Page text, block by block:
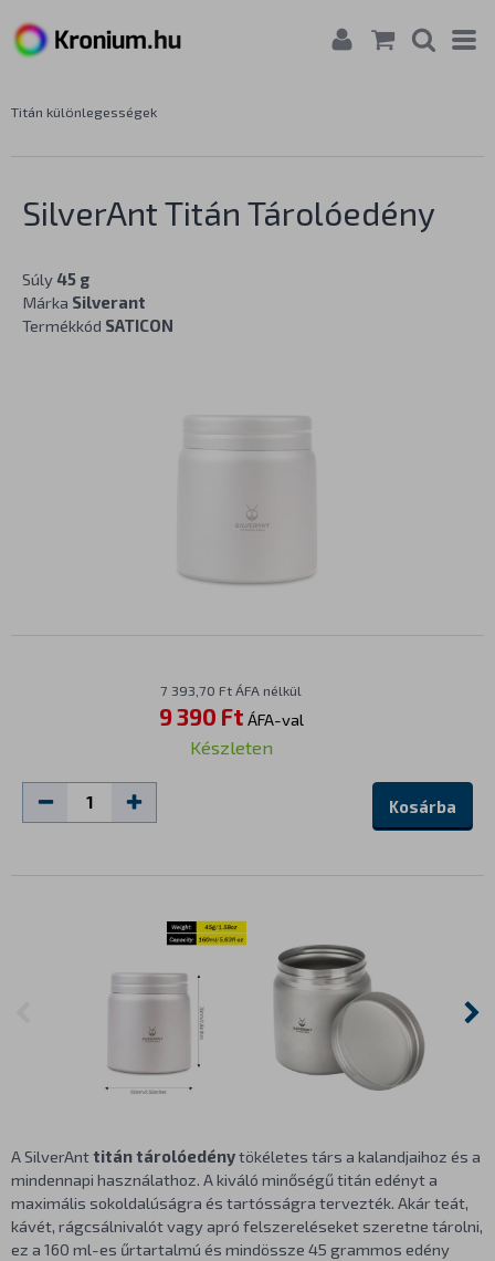
Titán különlegességek
SilverAnt Titán Tárolóedény
Súly45 g
Márka Silverant
Termékkód SATICON
7 393,70 Ft ÁFA nélkül
9 390 Ft ÁFA-val
Készleten
Kosárba
A SilverAnttitán tárolóedénytökéletes társ a kalandjaihoz és a
mindennapi használathoz. A kiváló minőségű titán edényt a
maximális sokoldalúságra és tartósságra tervezték. Akár teát,
kávét, rágcsálnivalót vagy apró felszereléseket szeretne tárolni,
ez a 160 ml-es űrtartalmú és mindössze 45 grammos edény